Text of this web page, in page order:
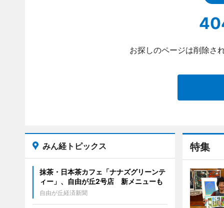
お探しのページは削除さ
特集
みん経トピックス
抹茶・日本茶カフェ「ナナズグリーンテ
ィー」、自由が丘2号店 新メニューも
自由が丘経済新聞